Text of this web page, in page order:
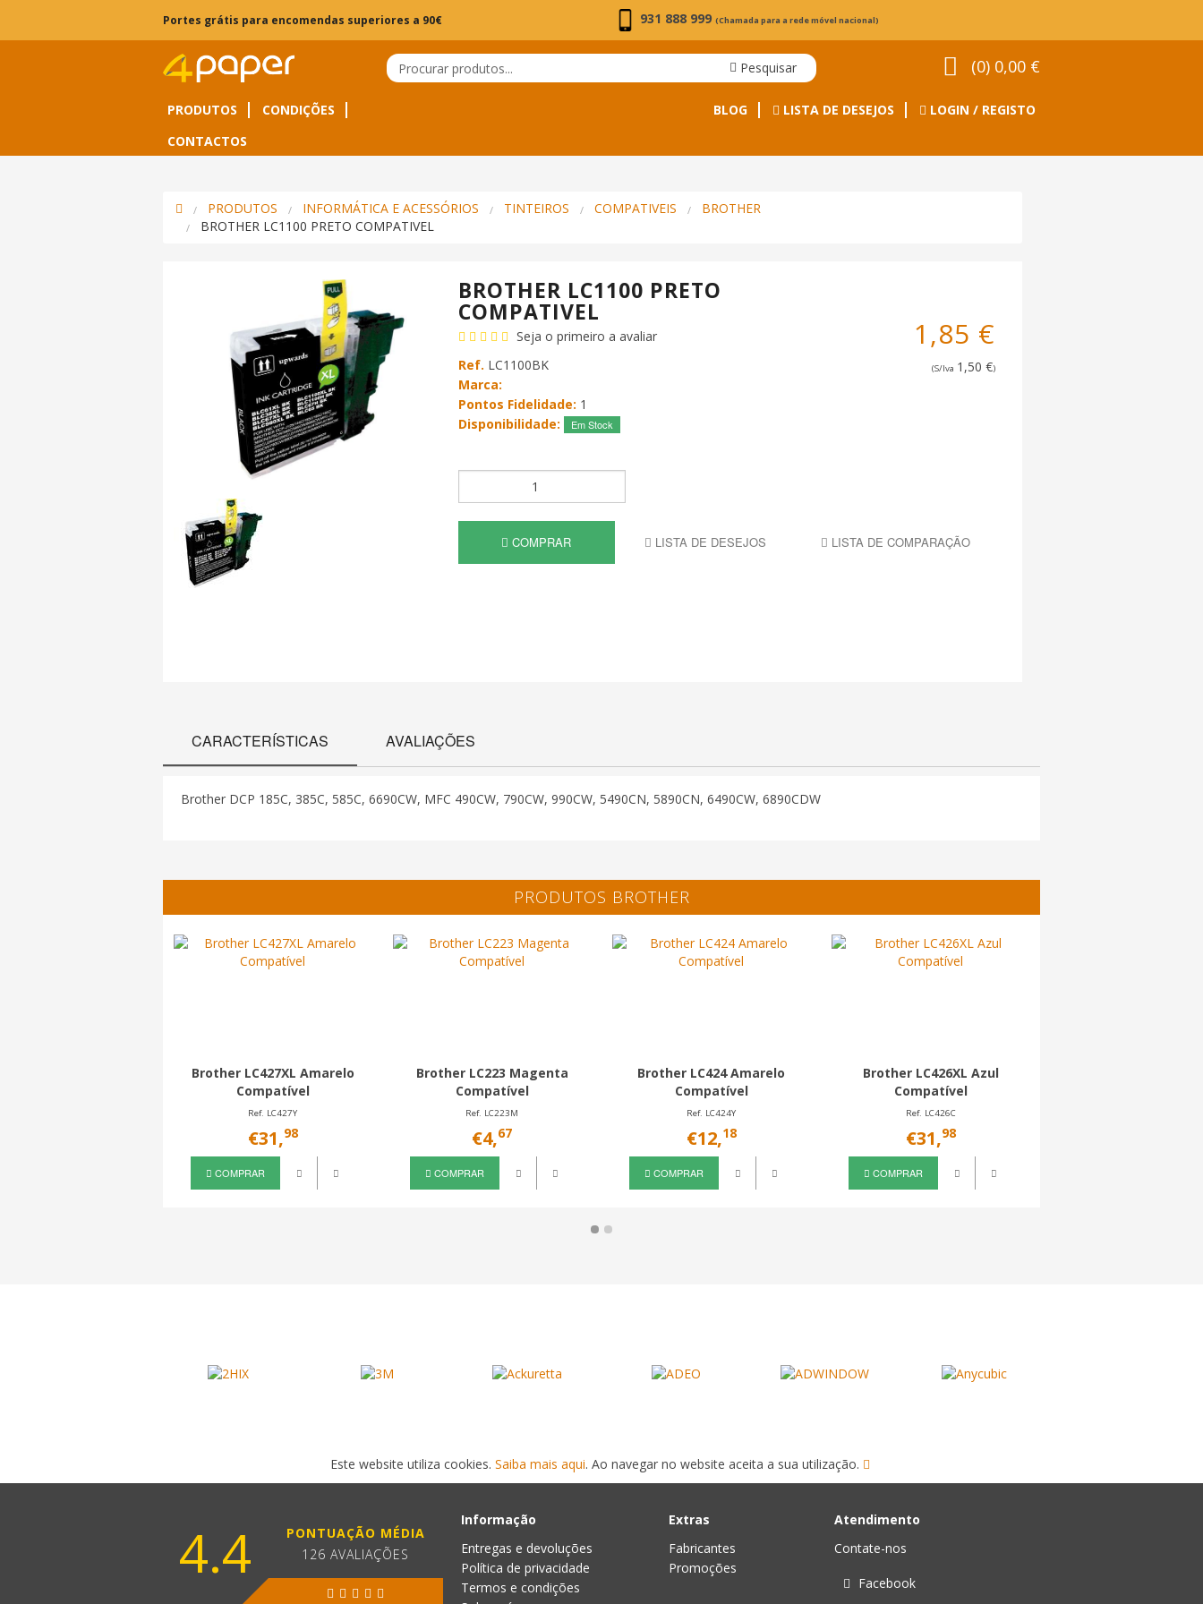
Portes grátis para encomendas superiores a 90€ 931 888 999 (Chamada para a rede móvel nacional)
(0) 0,00 €
Pesquisar
PRODUTOS
CONDIÇÕES
CONTACTOS
BLOG LISTA DE DESEJOS LOGIN / REGISTO
PRODUTOS INFORMÁTICA E ACESSÓRIOS TINTEIROS COMPATIVEIS
BROTHER
BROTHER LC1100 PRETO COMPATIVEL
BROTHER LC1100 PRETO
COMPATIVEL
Seja o primeiro a avaliar
Ref. LC1100BK
Marca:
Pontos Fidelidade: 1
Disponibilidade:
Em Stock
1,85 €
(S/Iva 1,50 €)
COMPRAR LISTA DE DESEJOS LISTA DE COMPARAÇÃO
CARACTERÍSTICAS AVALIAÇÕES
Brother DCP 185C, 385C, 585C, 6690CW, MFC 490CW, 790CW, 990CW, 5490CN, 5890CN, 6490CW, 6890CDW
PRODUTOS BROTHER
Brother LC427XL Amarelo
Compatível
Ref. LC427Y
€31,98
COMPRAR
Brother LC223 Magenta
Compatível
Ref. LC223M
€4,67
COMPRAR
Brother LC424 Amarelo
Compatível
Ref. LC424Y
€12,18
COMPRAR
Brother LC426XL Azul
Compatível
Ref. LC426C
€31,98
COMPRAR
Este website utiliza cookies. Saiba mais aqui. Ao navegar no website aceita a sua utilização.
4.4
PONTUAÇÃO MÉDIA
126 AVALIAÇÕES
Informação
Entregas e devoluções
Política de privacidade
Termos e condições
Extras
Fabricantes
Promoções
Atendimento
Contate-nos
Facebook